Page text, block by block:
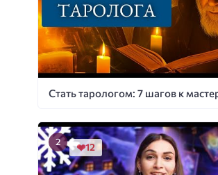
Стать тарологом: 7 шагов к
12